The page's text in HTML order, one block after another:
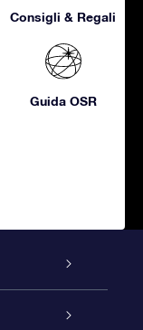
Consigli & Regali
Guida OSR